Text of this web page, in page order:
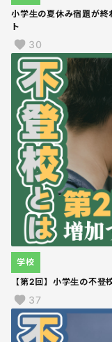
小学生の夏休み宿題が
ト
30
【第2回】小学生の不登
学校
37